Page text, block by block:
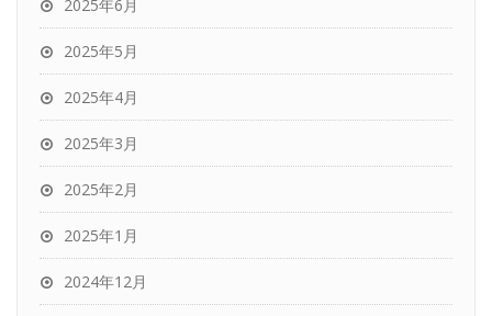
2025年6月
2025年5月
2025年4月
2025年3月
2025年2月
2025年1月
2024年12月